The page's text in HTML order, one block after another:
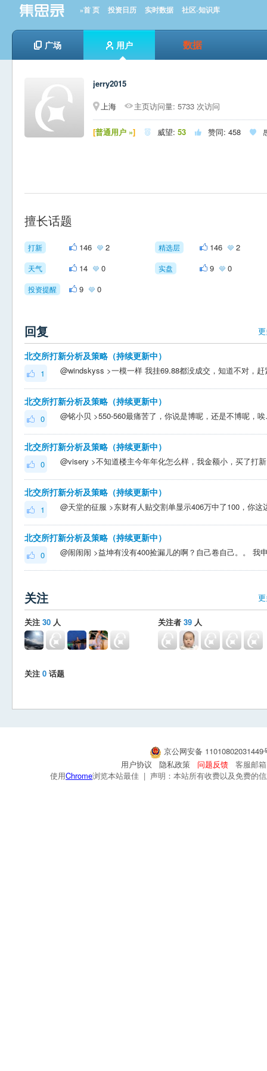
»首 页 投资日历 实时数据 社区-知识库
广场 用户 数据
jerry2015
上海
主页访问量: 5733 次访问
[普通用户 »]  威望: 53  赞同: 458 
擅长话题
打新 146 2 精选层 146 2
天气 14 0 实盘 9 0
投资提醒 9 0
回复
北交所打新分析及策略（持续更新中）
1
北交所打新分析及策略（持续更新中）
0 @铭小
北交所打新分析及策略（持续更新中）
0
北交所打新分析及策略（持续更新中）
1
北交所打新分析及策略（持续更新中）
0
关注
关注 30 人 关注者 39 人
关注 0 话题
京公网安备
用户协议
隐私政策 问题反馈
客服邮
使用Chrome浏览本站最佳 | 声明：本站所有收费以及免费的